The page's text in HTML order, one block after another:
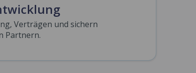
Verträgen und sichern
Partnern.